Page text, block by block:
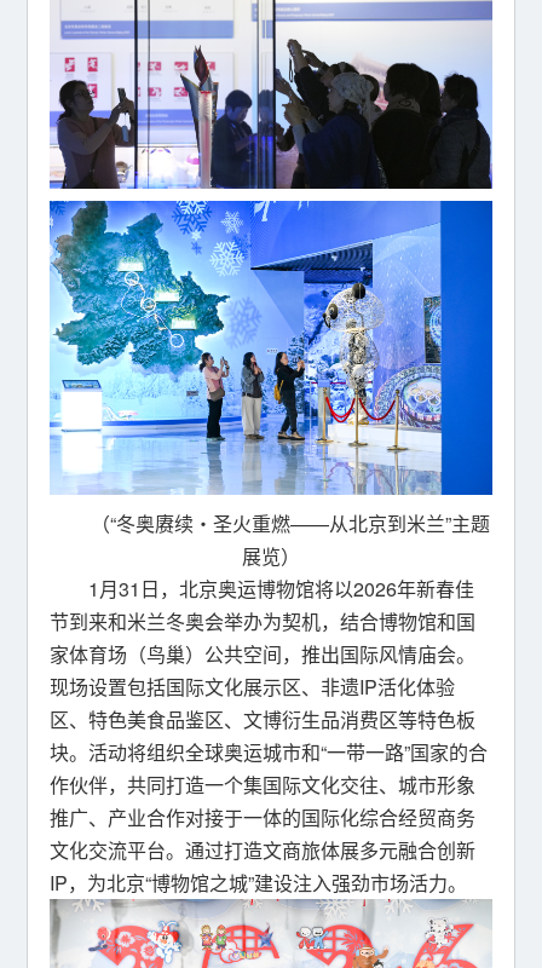
（“冬奥赓续・圣火重燃——从北京到米兰”主题
展览）
1月31日，北京奥运博物馆将以2026年新春佳
节到来和米兰冬奥会举办为契机，结合博物馆和国
家体育场（鸟巢）公共空间，推出国际风情庙会。
现场设置包括国际文化展示区、非遗IP活化体验
区、特色美食品鉴区、文博衍生品消费区等特色板
块。活动将组织全球奥运城市和“一带一路”国家的合
作伙伴，共同打造一个集国际文化交往、城市形象
推广、产业合作对接于一体的国际化综合经贸商务
文化交流平台。通过打造文商旅体展多元融合创新
IP，为北京“博物馆之城”建设注入强劲市场活力。